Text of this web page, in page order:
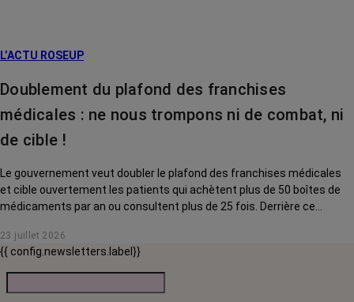
L’ACTU ROSEUP
Doublement du plafond des franchises
médicales : ne nous trompons ni de combat, ni
de cible !
Le gouvernement veut doubler le plafond des franchises médicales
et cible ouvertement les patients qui achètent plus de 50 boîtes de
médicaments par an ou consultent plus de 25 fois. Derrière ce
chroniques, et en premier lieu les personnes touchées par un cancer,
qui vont payer le prix fort. RoseUp alerte : cette mesure ne
responsabilise personne, elle punit des patients qui n'ont pas le choix.
23 juillet 2026
{{ config.newsletters.label}}